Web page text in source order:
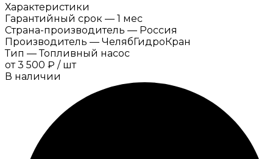
Характеристики
Гарантийный срок — 1 мес
Страна-производитель — Россия
Производитель — ЧелябГидроКран
Тип — Топливный насос
от 3 500 ₽ / шт
В наличии